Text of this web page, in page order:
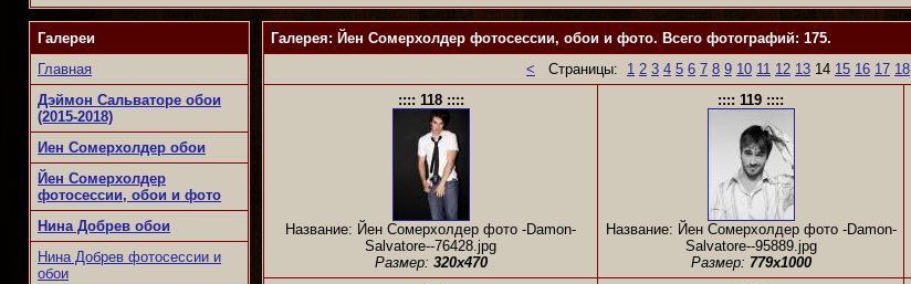
Галереи
Главная
Дэймон Сальваторе обои
(2015-2018)
Иен Сомерхолдер обои
Йен Сомерхолдер
фотосессии, обои и фото
Нина Добрев обои
Нина Добрев фотосессии и
обои
Галерея: Йен Сомерхолдер фотосессии, обои и фото. Всего фотографий: 175.
< Страницы: 1 2 3 4 5 6 7 8 9 10 11 12 13 14 15 16 17 18
:::: 118 ::::
Название: Йен Сомерхолдер фото -Damon-
Salvatore--76428.jpg
Размер: 320x470
:::: 119 ::::
Название: Йен Сомерхолдер фото -Damon-
Salvatore--95889.jpg
Размер: 779x1000